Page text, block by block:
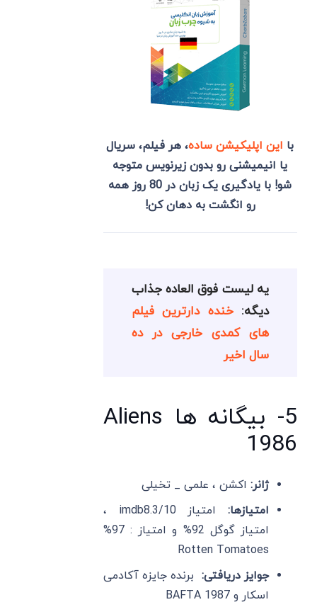
با این اپلیکیشن ساده، هر فیلم، سریال
یا انیمیشنی رو بدون زیرنویس متوجه
شو! با یادگیری یک زبان در 80 روز همه
رو انگشت به دهان کن!
یه لیست فوق العاده جذاب
دیگه:خنده دارترین فیلم
های کمدی خارجی در ده
سال اخیر
5- بیگانه ها Aliens
1986
ژانر: اکشن ، علمی _ تخیلی
امتیازها:
امتیاز imdb8.3/10 ،
امتیاز گوگل 92% و امتیاز : 97%
Rotten Tomatoes
جوایز دریافتی: برنده جایزه آکادمی
اسکار و BAFTA 1987